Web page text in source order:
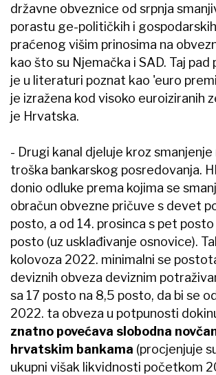
državne obveznice od srpnja
porastu ge-političkih i
praćenog višim prinosima na
kao što su Njemačka i SAD. Taj pad
je u literaturi poznat kao 'euro
je izražena kod visoko euroiziranih
je Hrvatska.
- Drugi kanal djeluje kroz
troška bankarskog posredovanja.
donio odluke prema kojima se
obračun obvezne pričuve s devet
posto, a od 14. prosinca s pet posto
posto (uz usklađivanje osnovice).
kolovoza 2022. minimalni se
deviznih obveza deviznim
sa 17 posto na 8,5 posto, da bi se
2022. ta obveza u potpunosti
znatno povećava slobodna
hrvatskim bankama (procjenjuje
ukupni višak likvidnosti početkom